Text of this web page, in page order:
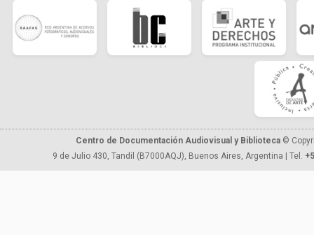
Centro de Documentación Audiovisual y Biblioteca ©
9 de Julio 430, Tandil (B7000AQJ), Buenos Aires, Argentina | Tel.